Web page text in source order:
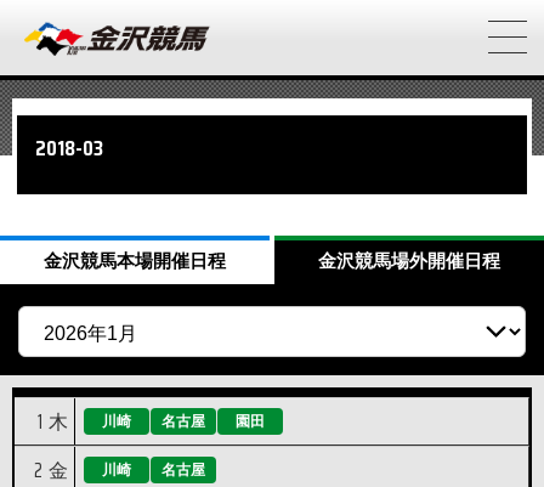
2018-03
金沢競馬本場開催日程 金沢競馬場外開催日程
1 木 川崎 名古屋 園田
2 金 川崎 名古屋